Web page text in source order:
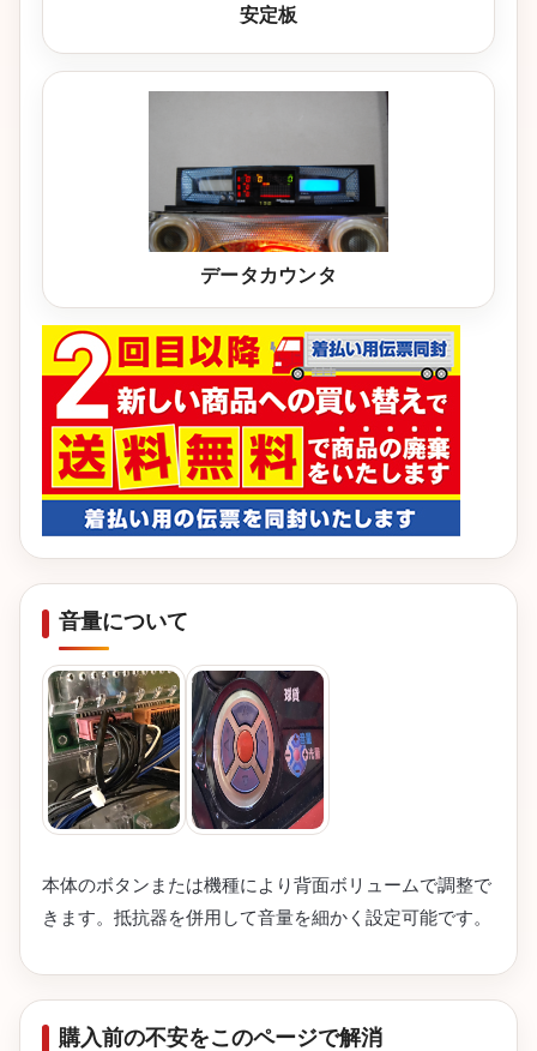
安定板
データカウンタ
音量について
本体のボタンまたは機種により背面ボリュームで調整で
きます。抵抗器を併用して音量を細かく設定可能です。
購入前の不安をこのページで解消